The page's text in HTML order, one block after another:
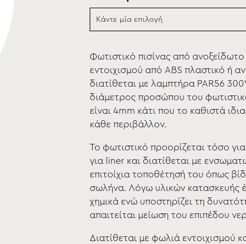
Φωτιστικό πισίνας από
εντοιχισμού από ABS πλαστικό ή
διατίθεται με λαμπτήρα PAR56
διάμετρος προσώπου του
είναι 4mm κάτι που το καθιστά
κάθε περιβάλλον.
Το φωτιστικό προορίζεται τόσο
για liner και διατίθεται με
επιτοίχια τοποθέτησή του όπως
σωλήνα. Λόγω υλικών κατασκευής
χημικά ενώ υποστηρίζει τη
απαιτείται μείωση του επιπέδου
Διατίθεται με φωλιά εντοιχισμού